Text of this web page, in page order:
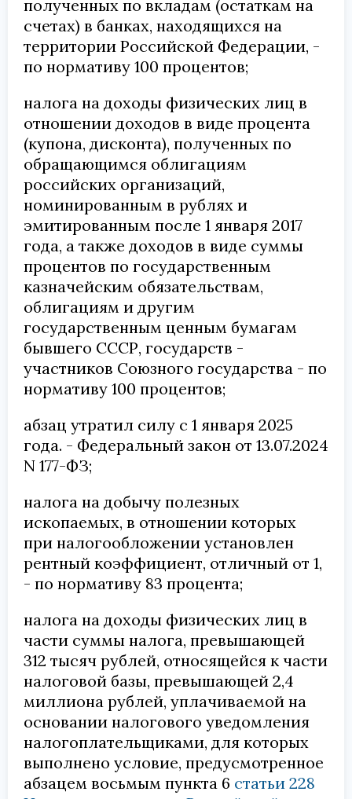
полученных по вкладам (остаткам на
счетах) в банках, находящихся на
территории Российской Федерации, -
по нормативу 100 процентов;
налога на доходы физических лиц в
отношении доходов в виде процента
(купона, дисконта), полученных по
обращающимся облигациям
российских организаций,
номинированным в рублях и
эмитированным после 1 января 2017
года, а также доходов в виде суммы
процентов по государственным
казначейским обязательствам,
облигациям и другим
государственным ценным бумагам
бывшего СССР, государств -
участников Союзного государства - по
нормативу 100 процентов;
абзац утратил силу с 1 января 2025
года. - Федеральный закон от 13.07.2024
N 177-ФЗ;
налога на добычу полезных
ископаемых, в отношении которых
при налогообложении установлен
рентный коэффициент, отличный от 1,
- по нормативу 83 процента;
налога на доходы физических лиц в
части суммы налога, превышающей
312 тысяч рублей, относящейся к части
налоговой базы, превышающей 2,4
миллиона рублей, уплачиваемой на
основании налогового уведомления
налогоплательщиками, для которых
выполнено условие, предусмотренное
абзацем восьмым пункта 6 статьи 228